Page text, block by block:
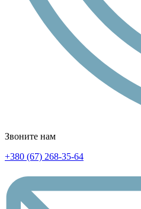
Звоните нам
+380 (67) 268-35-64